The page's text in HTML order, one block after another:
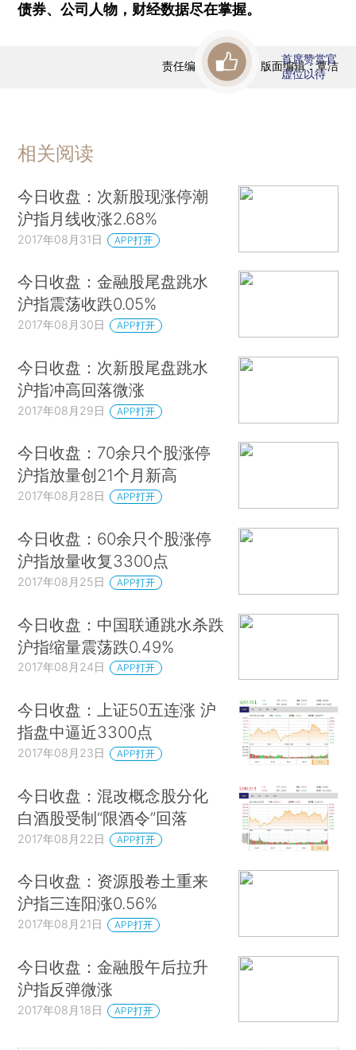
债券、公司人物，财经数据尽在掌握。
责任编辑：曹文姣 | 版面编辑：覃洁
首席赞赏官
虚位以待
相关阅读
今日收盘：次新股现涨停潮
沪指月线收涨2.68%
2017年08月31日 APP打开
今日收盘：金融股尾盘跳水
沪指震荡收跌0.05%
2017年08月30日 APP打开
今日收盘：次新股尾盘跳水
沪指冲高回落微涨
2017年08月29日 APP打开
今日收盘：70余只个股涨停
沪指放量创21个月新高
2017年08月28日 APP打开
今日收盘：60余只个股涨停
沪指放量收复3300点
2017年08月25日 APP打开
今日收盘：中国联通跳水杀跌
沪指缩量震荡跌0.49%
2017年08月24日 APP打开
今日收盘：上证50五连涨 沪
指盘中逼近3300点
2017年08月23日 APP打开
今日收盘：混改概念股分化
白酒股受制“限酒令”回落
2017年08月22日 APP打开
今日收盘：资源股卷土重来
沪指三连阳涨0.56%
2017年08月21日 APP打开
今日收盘：金融股午后拉升
沪指反弹微涨
2017年08月18日 APP打开